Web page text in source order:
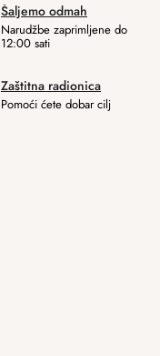
Šaljemo odmah
Narudžbe zaprimljene do
12:00 sati
Zaštitna radionica
Pomoći ćete dobar cilj